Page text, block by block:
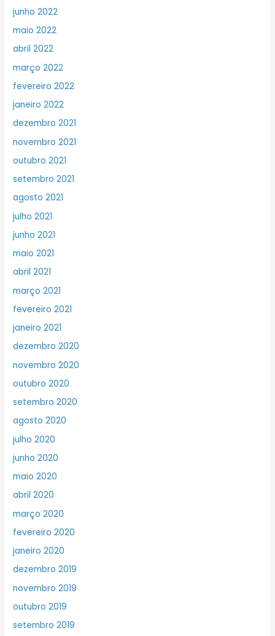
junho 2022
maio 2022
abril 2022
março 2022
fevereiro 2022
janeiro 2022
dezembro 2021
novembro 2021
outubro 2021
setembro 2021
agosto 2021
julho 2021
junho 2021
maio 2021
abril 2021
março 2021
fevereiro 2021
janeiro 2021
dezembro 2020
novembro 2020
outubro 2020
setembro 2020
agosto 2020
julho 2020
junho 2020
maio 2020
abril 2020
março 2020
fevereiro 2020
janeiro 2020
dezembro 2019
novembro 2019
outubro 2019
setembro 2019